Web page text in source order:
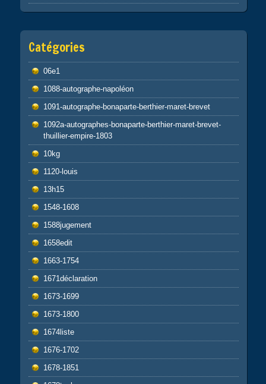
Catégories
06e1
1088-autographe-napoléon
1091-autographe-bonaparte-berthier-maret-brevet
1092a-autographes-bonaparte-berthier-maret-brevet-
thuillier-empire-1803
10kg
1120-louis
13h15
1548-1608
1588jugement
1658edit
1663-1754
1671déclaration
1673-1699
1673-1800
1674liste
1676-1702
1678-1851